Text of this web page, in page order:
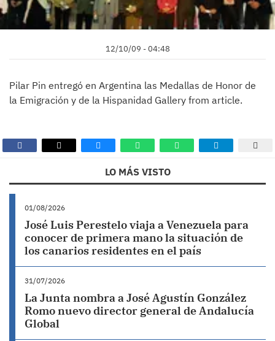
12/10/09 - 04:48
Pilar Pin entregó en Argentina las Medallas de Honor de
la Emigración y de la Hispanidad Gallery from article.
LO MÁS VISTO
01/08/2026
José Luis Perestelo viaja a Venezuela para
conocer de primera mano la situación de
los canarios residentes en el país
31/07/2026
La Junta nombra a José Agustín González
Romo nuevo director general de Andalucía
Global